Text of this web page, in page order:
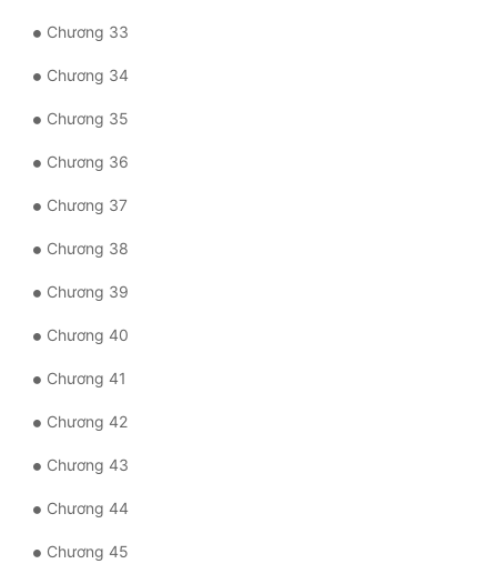
Đông Phương Huyền Huyễn
Đồng Nhân
Truyện Nữ
Vô Địch Lưu
Xây Dựng Thế Lực
Đam Mỹ
Đẹp Hiệp
Tính Cách Nhân Vật :
Chương 33
Chương 34
Chương 35
Chương 36
Chương 37
Chương 38
Chương 39
Chương 40
Chương 41
Chương 42
Chương 43
Chương 44
Chương 45